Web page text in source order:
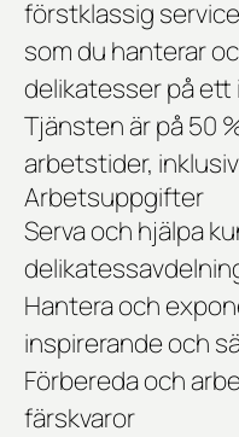
förstklassig
som du hanterar
delikatesser på ett
Tjänsten är på 50
arbetstider,
Arbetsuppgifter
Serva och hjälpa
Hantera och
inspirerande och
Förbereda och
färskvaror